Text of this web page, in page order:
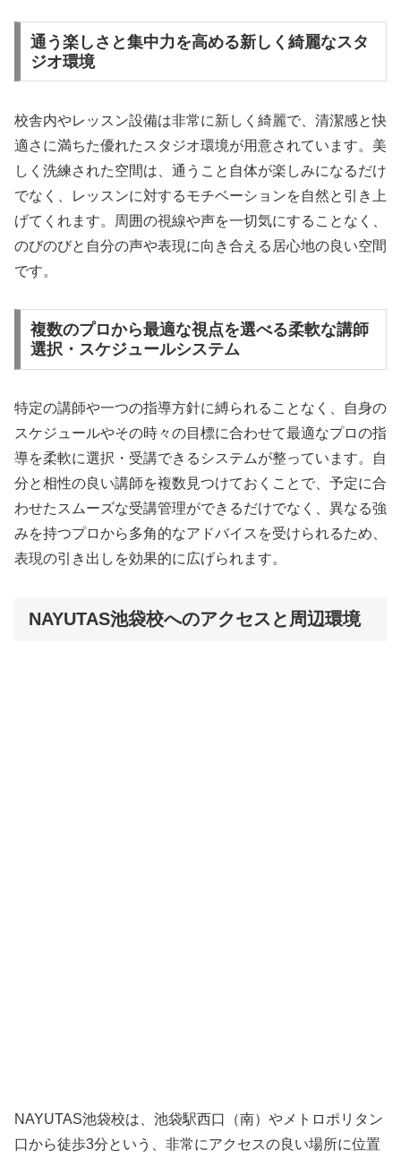
通う楽しさと集中力を高める新しく綺麗なスタ
ジオ環境
校舎内やレッスン設備は非常に新しく綺麗で、清潔感と快
適さに満ちた優れたスタジオ環境が用意されています。美
しく洗練された空間は、通うこと自体が楽しみになるだけ
でなく、レッスンに対するモチベーションを自然と引き上
げてくれます。周囲の視線や声を一切気にすることなく、
のびのびと自分の声や表現に向き合える居心地の良い空間
です。
複数のプロから最適な視点を選べる柔軟な講師
選択・スケジュールシステム
特定の講師や一つの指導方針に縛られることなく、自身の
スケジュールやその時々の目標に合わせて最適なプロの指
導を柔軟に選択・受講できるシステムが整っています。自
分と相性の良い講師を複数見つけておくことで、予定に合
わせたスムーズな受講管理ができるだけでなく、異なる強
みを持つプロから多角的なアドバイスを受けられるため、
表現の引き出しを効果的に広げられます。
NAYUTAS池袋校へのアクセスと周辺環境
NAYUTAS池袋校は、池袋駅西口（南）やメトロポリタン
口から徒歩3分という、非常にアクセスの良い場所に位置